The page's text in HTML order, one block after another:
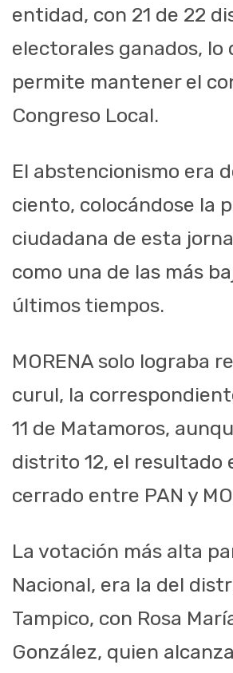
entidad, con 21 de 22
electorales ganados, lo
permite mantener el
Congreso Local.
El abstencionismo era
ciento, colocándose la
ciudadana de esta
como una de las más
últimos tiempos.
MORENA solo lograba
curul, la
11 de Matamoros,
distrito 12, el resultado
cerrado entre PAN y
La votación más alta
Nacional, era la del
Tampico, con Rosa
González, quien